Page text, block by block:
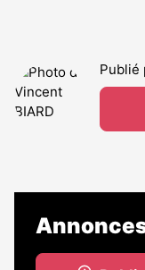
Publié